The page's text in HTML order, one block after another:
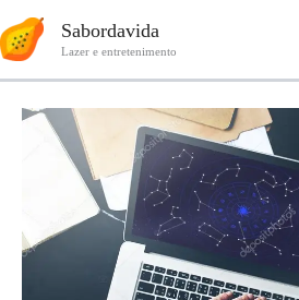
para
Sabordavida
Lazer e entretenimento